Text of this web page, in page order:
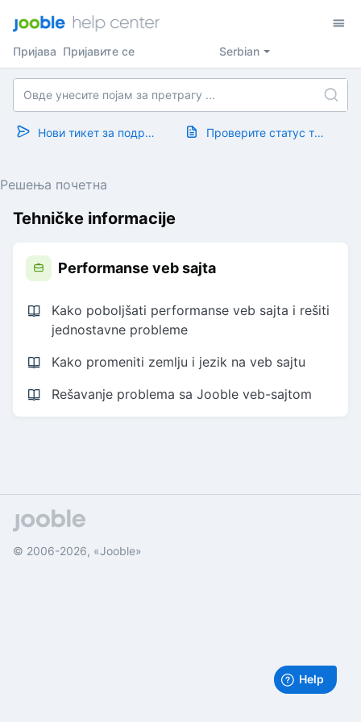
Serbian
Пријава Пријавите се
Нови тикет за подршку Проверите статус тикета
Решења почетна
Tehničke informacije
Performanse veb sajta
Kako poboljšati performanse veb sajta i rešiti
jednostavne probleme
Kako promeniti zemlju i jezik na veb sajtu
Rešavanje problema sa Jooble veb-sajtom